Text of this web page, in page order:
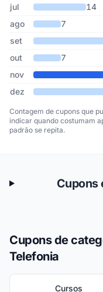
jul 14
ago
7
set
out 7
nov
dez
Contagem de cupons que
indicar quando costumam
padrão se repita.
Cupons
Cupons de
Telefonia
Cursos